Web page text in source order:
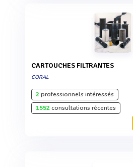
CARTOUCHES FILTRANTES
CORAL
2professionnels intéressés
1552consultations récentes